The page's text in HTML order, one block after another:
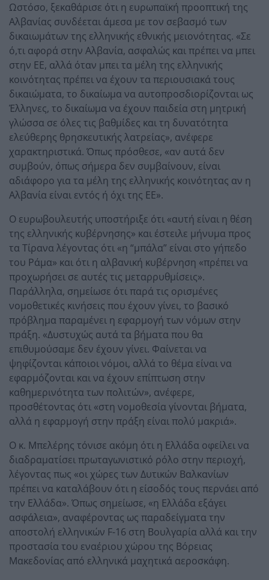
Ωστόσο, ξεκαθάρισε ότι η ευρωπαϊκή προοπτική της
Αλβανίας συνδέεται άμεσα με τον σεβασμό των
δικαιωμάτων της ελληνικής εθνικής μειονότητας. «Σε
ό,τι αφορά στην Αλβανία, ασφαλώς και πρέπει να μπει
στην ΕΕ, αλλά όταν μπει τα μέλη της ελληνικής
κοινότητας πρέπει να έχουν τα περιουσιακά τους
δικαιώματα, το δικαίωμα να αυτοπροσδιορίζονται ως
Έλληνες, το δικαίωμα να έχουν παιδεία στη μητρική
γλώσσα σε όλες τις βαθμίδες και τη δυνατότητα
ελεύθερης θρησκευτικής λατρείας», ανέφερε
χαρακτηριστικά. Όπως πρόσθεσε, «αν αυτά δεν
συμβούν, όπως σήμερα δεν συμβαίνουν, είναι
αδιάφορο για τα μέλη της ελληνικής κοινότητας αν η
Αλβανία είναι εντός ή όχι της ΕΕ».
Ο ευρωβουλευτής υποστήριξε ότι «αυτή είναι η θέση
της ελληνικής κυβέρνησης» και έστειλε μήνυμα προς
τα Τίρανα λέγοντας ότι «η “μπάλα” είναι στο γήπεδο
του Ράμα» και ότι η αλβανική κυβέρνηση «πρέπει να
προχωρήσει σε αυτές τις μεταρρυθμίσεις».
Παράλληλα, σημείωσε ότι παρά τις ορισμένες
νομοθετικές κινήσεις που έχουν γίνει, το βασικό
πρόβλημα παραμένει η εφαρμογή των νόμων στην
πράξη. «Δυστυχώς αυτά τα βήματα που θα
επιθυμούσαμε δεν έχουν γίνει. Φαίνεται να
ψηφίζονται κάποιοι νόμοι, αλλά το θέμα είναι να
εφαρμόζονται και να έχουν επίπτωση στην
καθημερινότητα των πολιτών», ανέφερε,
προσθέτοντας ότι «στη νομοθεσία γίνονται βήματα,
αλλά η εφαρμογή στην πράξη είναι πολύ μακριά».
Ο κ. Μπελέρης τόνισε ακόμη ότι η Ελλάδα οφείλει να
διαδραματίσει πρωταγωνιστικό ρόλο στην περιοχή,
λέγοντας πως «οι χώρες των Δυτικών Βαλκανίων
πρέπει να καταλάβουν ότι η είσοδός τους περνάει από
την Ελλάδα». Όπως σημείωσε, «η Ελλάδα εξάγει
ασφάλεια», αναφέροντας ως παραδείγματα την
αποστολή ελληνικών F-16 στη Βουλγαρία αλλά και την
προστασία του εναέριου χώρου της Βόρειας
Μακεδονίας από ελληνικά μαχητικά αεροσκάφη.